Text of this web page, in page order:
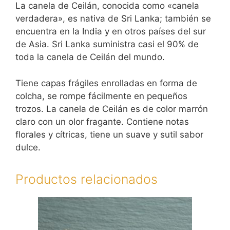
La canela de Ceilán, conocida como «canela
verdadera», es nativa de Sri Lanka; también se
encuentra en la India y en otros países del sur
de Asia. Sri Lanka suministra casi el 90% de
toda la canela de Ceilán del mundo.
Tiene capas frágiles enrolladas en forma de
colcha, se rompe fácilmente en pequeños
trozos. La canela de Ceilán es de color marrón
claro con un olor fragante. Contiene notas
florales y cítricas, tiene un suave y sutil sabor
dulce.
Productos relacionados